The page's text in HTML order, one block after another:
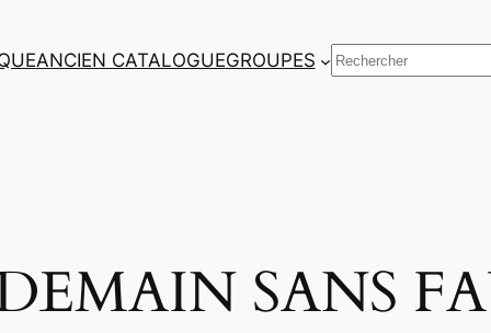
ANCIEN CATALOGUEGROUPES Rechercher
SANS